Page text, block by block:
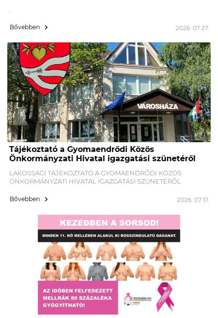
Bővebben 2026. 07 27.
Tájékoztató a Gyomaendrődi Közös
Önkormányzati Hivatal igazgatási szünetéről
LAKOSSÁGI TÁJÉKOZTATÓ A GYOMAENDRŐDI KÖZÖS
ÖNKORMÁNYZATI HIVATAL IGAZGATÁSI SZÜNETÉRŐL
Bővebben 2026. 07 17.